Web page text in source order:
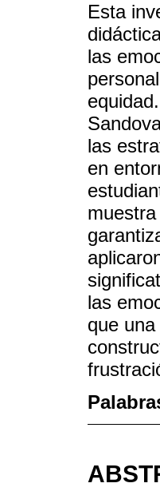
Esta
las
las
en
las
que